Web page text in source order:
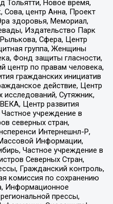
Тольятти, Новое время,
Сова, центр Анна, Проект
здоровья, Мемориал,
Издательство Парк
Сфера, Центр
группа, Женщины
Фонд защиты гласности,
центр по правам человека,
гражданских инициатив
действие, Центр
исследований, Сутяжник,
Центр развития
учреждение в
северных стран,
Интернешнл-Р,
Информации,
Частное учреждение в
Северных Стран,
Гражданский контроль,
комиссия по сохранению
Информационное
прессы,